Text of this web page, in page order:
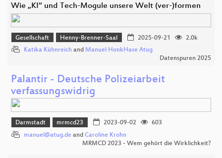
Wie „KI“ und Tech-Mogule unsere Welt (ver-)formen
Gesellschaft Henny-Brenner-Saal 2025-09-21
2.0k
Katika Kühnreich and Manuel HonkHase Atug
Datenspuren 2025
Palantir - Deutsche Polizeiarbeit
verfassungswidrig
Darmstadt mrmcd23 2023-09-02
603
manuel@atug.de and Caroline Krohn
MRMCD 2023 - Wem gehört die Wirklichkeit?